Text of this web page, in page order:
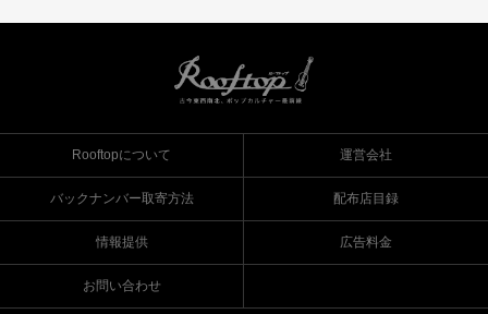
Rooftopについて 運営会社
バックナンバー取寄方法 配布店目録
情報提供 広告料金
お問い合わせ